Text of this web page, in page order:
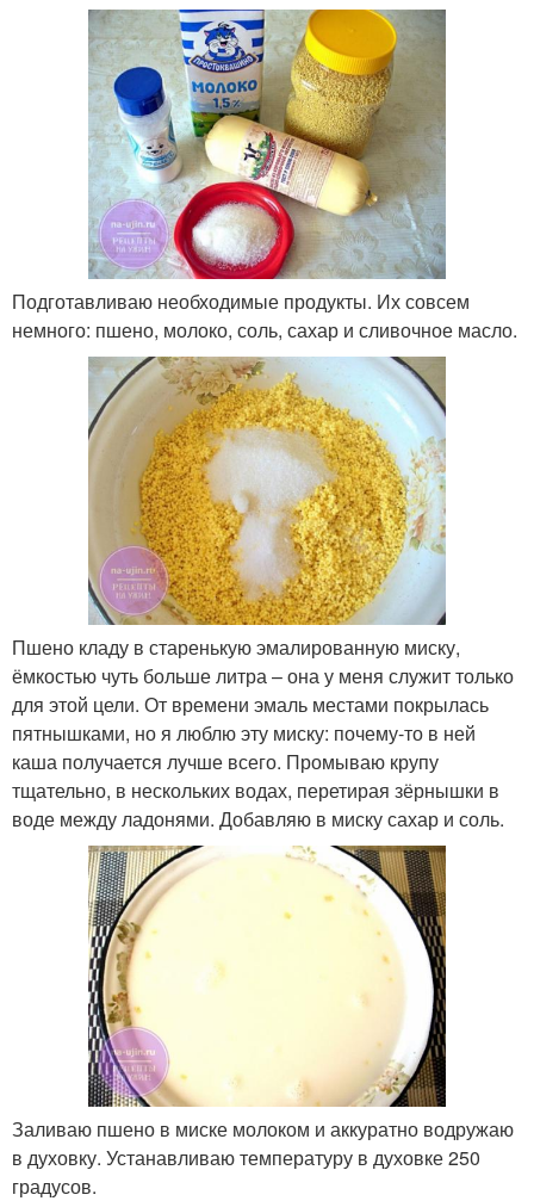
Подготавливаю необходимые продукты. Их совсем
немного: пшено, молоко, соль, сахар и сливочное масло.
Пшено кладу в старенькую эмалированную миску,
ёмкостью чуть больше литра – она у меня служит только
для этой цели. От времени эмаль местами покрылась
пятнышками, но я люблю эту миску: почему-то в ней
каша получается лучше всего. Промываю крупу
тщательно, в нескольких водах, перетирая зёрнышки в
воде между ладонями. Добавляю в миску сахар и соль.
Заливаю пшено в миске молоком и аккуратно водружаю
в духовку. Устанавливаю температуру в духовке 250
градусов.